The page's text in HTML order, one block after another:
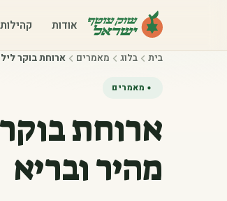
אודות קהילות
בית בלוג מאמרים ארוחת בוקר
מאמרים
ארוחת
מהיר ובריא